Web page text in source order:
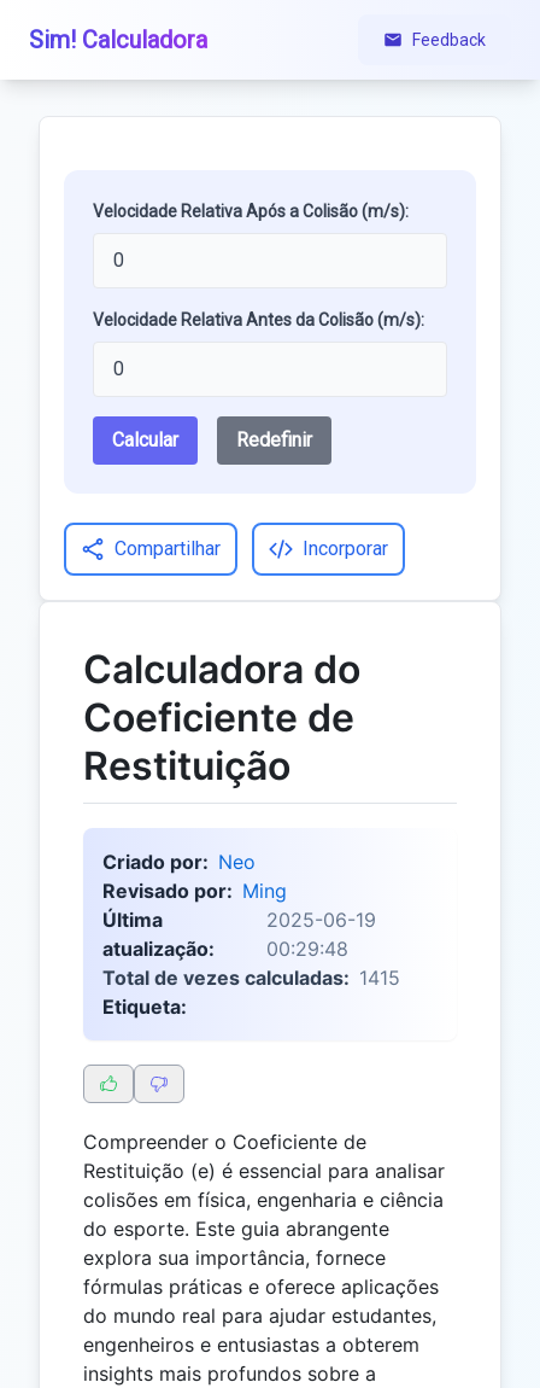
Sim! Calculadora Feedback
Velocidade Relativa Após a Colisão (m/s):
Velocidade Relativa Antes da Colisão (m/s):
Calcular Redefinir
Compartilhar Incorporar
Calculadora do
Coeficiente de
Restituição
Criado por: Neo
Revisado por: Ming
Última
atualização:
2025-06-19
00:29:48
Total de vezes calculadas: 1415
Etiqueta:
Compreender o Coeficiente de
Restituição (e) é essencial para analisar
colisões em física, engenharia e ciência
do esporte. Este guia abrangente
explora sua importância, fornece
fórmulas práticas e oferece aplicações
do mundo real para ajudar estudantes,
engenheiros e entusiastas a obterem
insights mais profundos sobre a